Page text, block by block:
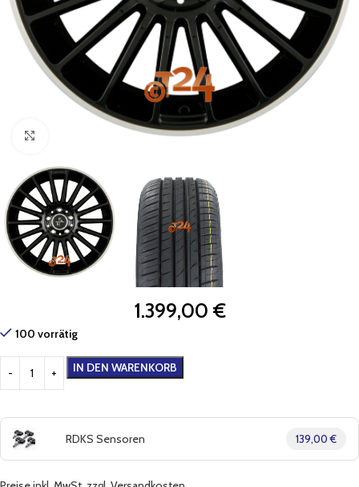
Zum Vergrößern klicken
1.399,00 €
100 vorrätig
IN DEN WARENKORB
RDKS Sensoren 139,00 €